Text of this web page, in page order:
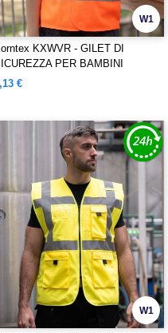
W1
KXWVR - GILET DI
PER BAMBINI
€
W1